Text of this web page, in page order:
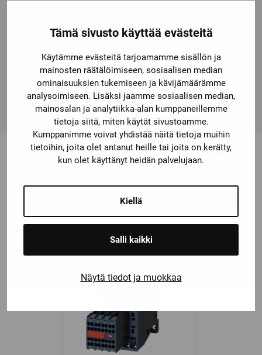
Tämä sivusto käyttää evästeitä
Käytämme evästeitä tarjoamamme sisällön ja
mainosten räätälöimiseen, sosiaalisen median
ominaisuuksien tukemiseen ja kävijämäärämme
analysoimiseen. Lisäksi jaamme sosiaalisen median,
mainosalan ja analytiikka-alan kumppaneillemme
tietoja siitä, miten käytät sivustoamme.
Kumppanimme voivat yhdistää näitä tietoja muihin
tietoihin, joita olet antanut heille tai joita on kerätty,
kun olet käyttänyt heidän palvelujaan.
Kiellä
Salli kaikki
Näytä tiedot ja muokkaa
etc. is standardized for all sizes. The available link
modules, function modules and the SIRIUS 3RV29 infeed
system considerably reduce the wiring expense. Simple,
efficient and always up to date – SIRIUS modular
system.
Saatat olla kiinnostunut myös
näistä